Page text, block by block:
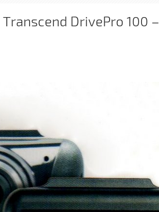
DrivePro 100 –